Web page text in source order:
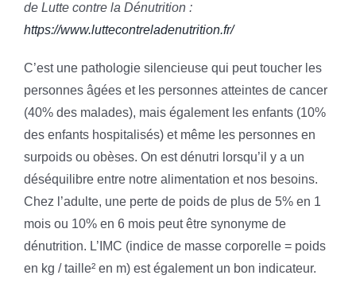
de Lutte contre la Dénutrition :
https://www.luttecontreladenutrition.fr/
C’est une pathologie silencieuse qui peut toucher les
personnes âgées et les personnes atteintes de cancer
(40% des malades), mais également les enfants (10%
des enfants hospitalisés) et même les personnes en
surpoids ou obèses. On est dénutri lorsqu’il y a un
déséquilibre entre notre alimentation et nos besoins.
Chez l’adulte, une perte de poids de plus de 5% en 1
mois ou 10% en 6 mois peut être synonyme de
dénutrition. L’IMC (indice de masse corporelle = poids
en kg / taille² en m) est également un bon indicateur.